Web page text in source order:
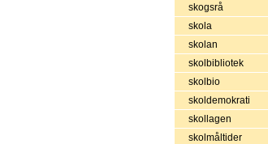
skogsrå
skola
skolan
skolbibliotek
skolbio
skoldemokrati
skollagen
skolmåltider